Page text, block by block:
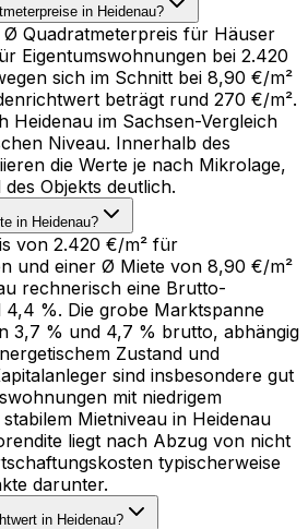
in Heidenau?
Ø Quadratmeterpreis für Häuser
Eigentumswohnungen bei 2.420
sich im Schnitt bei 8,90 €/m²
beträgt rund 270 €/m².
Heidenau im Sachsen-Vergleich
Niveau. Innerhalb des
die Werte je nach Mikrolage,
Objekts deutlich.
in Heidenau?
von 2.420 €/m² für
und einer Ø Miete von 8,90 €/m²
rechnerisch eine Brutto-
%. Die grobe Marktspanne
3,7 % und 4,7 % brutto, abhängig
Zustand und
sind insbesondere gut
mit niedrigem
Mietniveau in Heidenau
liegt nach Abzug von nicht
typischerweise
darunter.
in Heidenau?